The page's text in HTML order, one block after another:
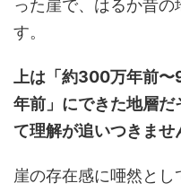
った崖で、はるか昔の
す。
上は「約300万年前〜
年前」にできた地層
て理解が追いつきませ
崖の存在感に唖然とし